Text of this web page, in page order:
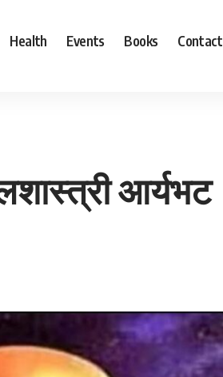
Health Events Books Contact
आर्यभट